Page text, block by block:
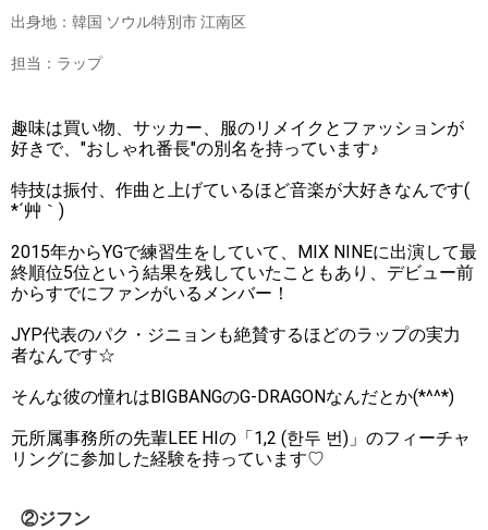
出身地：韓国 ソウル特別市 江南区
担当：ラップ
趣味は買い物、サッカー、服のリメイクとファッションが
好きで、"おしゃれ番長"の別名を持っています♪
特技は振付、作曲と上げているほど音楽が大好きなんです(
*´艸｀)
2015年からYGで練習生をしていて、MIX NINEに出演して最
終順位5位という結果を残していたこともあり、デビュー前
からすでにファンがいるメンバー！
JYP代表のパク・ジニョンも絶賛するほどのラップの実力
者なんです☆
そんな彼の憧れはBIGBANGのG-DRAGONなんだとか(*^^*)
元所属事務所の先輩LEE HIの「1,2 (한두 번)」のフィーチャ
リングに参加した経験を持っています♡
②ジフン